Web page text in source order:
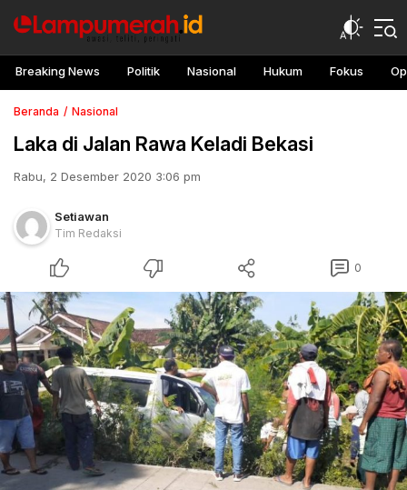
Breaking News Politik Nasional Hukum Fokus
Beranda Nasional
Laka di Jalan Rawa Keladi Bekasi
Rabu, 2 Desember 2020 3:06 pm
Setiawan
Tim Redaksi
0